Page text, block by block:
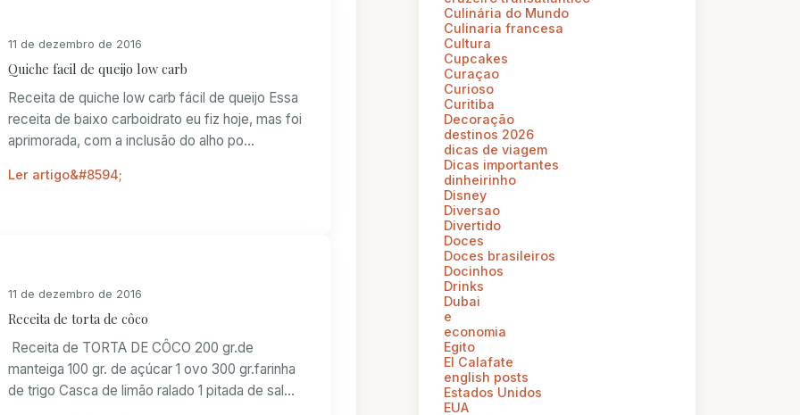
11 de dezembro de 2016
Quiche facil de queijo low carb
Receita de quiche low carb fácil de queijo Essa
receita de baixo carboidrato eu fiz hoje, mas foi
aprimorada, com a inclusão do alho po...
Ler artigo
11 de dezembro de 2016
Receita de torta de côco
Receita de TORTA DE CÔCO 200 gr.de
manteiga 100 gr. de açúcar 1 ovo 300 gr.farinha
de trigo Casca de limão ralado 1 pitada de sal...
Culinária do Mundo
Culinaria francesa
Cultura
Cupcakes
Curaçao
Curioso
Curitiba
Decoração
destinos 2026
dicas de viagem
Dicas importantes
dinheirinho
Disney
Diversao
Divertido
Doces
Doces brasileiros
Docinhos
Drinks
Dubai
e
economia
Egito
El Calafate
english posts
Estados Unidos
EUA